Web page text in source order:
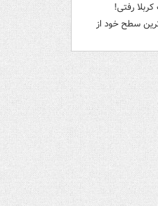
رفتی!
سطح خود از